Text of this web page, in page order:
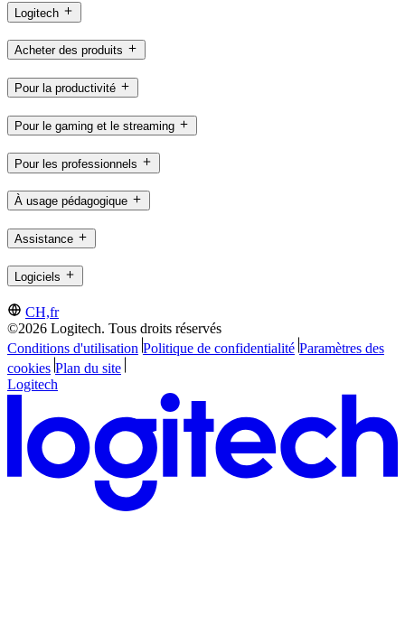
Logitech
Acheter des produits
Pour la productivité
Pour le gaming et le streaming
Pour les professionnels
À usage pédagogique
Assistance
Logiciels
CH,fr
©2026 Logitech. Tous droits réservés
Conditions d'utilisation Politique de confidentialité Paramètres des
cookies Plan du site
Logitech